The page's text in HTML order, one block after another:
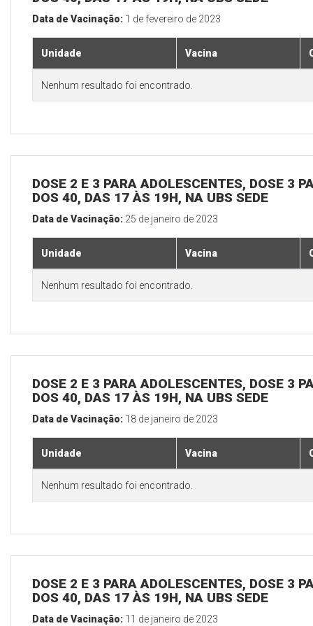
Data de Vacinação: 1 de fevereiro de 2023
Unidade Vacina
Nenhum resultado foi encontrado.
DOSE 2 E 3 PARA ADOLESCENTES, DOSE 3
DOS 40, DAS 17 ÀS 19H, NA UBS SEDE
Data de Vacinação: 25 de janeiro de 2023
Unidade Vacina
Nenhum resultado foi encontrado.
DOSE 2 E 3 PARA ADOLESCENTES, DOSE 3
DOS 40, DAS 17 ÀS 19H, NA UBS SEDE
Data de Vacinação: 18 de janeiro de 2023
Unidade Vacina
Nenhum resultado foi encontrado.
DOSE 2 E 3 PARA ADOLESCENTES, DOSE 3
DOS 40, DAS 17 ÀS 19H, NA UBS SEDE
Data de Vacinação: 11 de janeiro de 2023